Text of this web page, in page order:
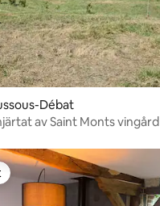
Débat
av Saint Monts vingård